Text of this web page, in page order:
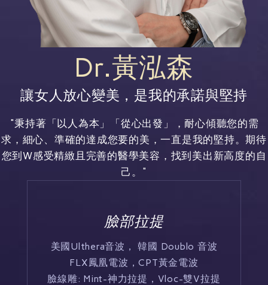
Dr.黃泓森
讓女人放心變美，是我的承諾與堅持
"秉持著「以人為本」「從心出發」，耐心傾聽您的需
求，細心、準確的達成您要的美，一直是我的堅持。期待
您到W感受精緻且完善的醫學美容，找到美出新高度的自
己。"
臉部拉提
美國Ulthera音波， 韓國 Doublo 音波
FLX鳳凰電波，CPT黃金電波
臉線雕: Mint-神力拉提，Vloc-雙V拉提